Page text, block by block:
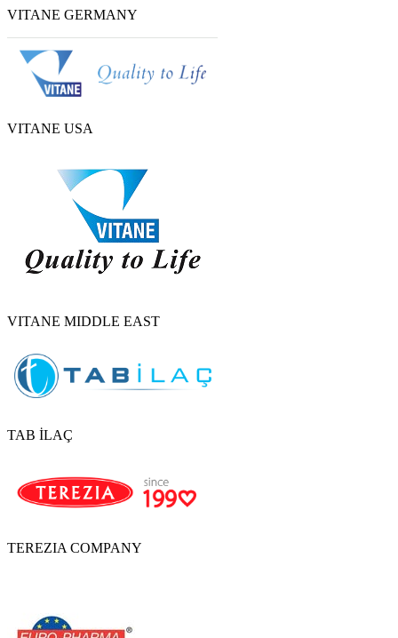
VITANE GERMANY
VITANE USA
VITANE MIDDLE EAST
TAB İLAÇ
TEREZIA COMPANY